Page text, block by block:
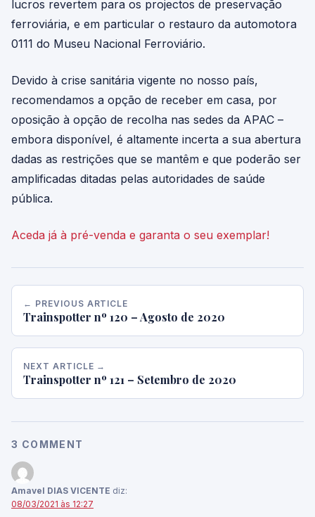
lucros revertem para os projectos de preservação
ferroviária, e em particular o restauro da automotora
0111 do Museu Nacional Ferroviário.
Devido à crise sanitária vigente no nosso país,
recomendamos a opção de receber em casa, por
oposição à opção de recolha nas sedes da APAC –
embora disponível, é altamente incerta a sua abertura
dadas as restrições que se mantêm e que poderão ser
amplificadas ditadas pelas autoridades de saúde
pública.
Aceda já à pré-venda e garanta o seu exemplar!
← PREVIOUS ARTICLE
Trainspotter nº 120 – Agosto de 2020
NEXT ARTICLE →
Trainspotter nº 121 – Setembro de 2020
3 COMMENT
Amavel DIAS VICENTE diz:
08/03/2021 às 12:27